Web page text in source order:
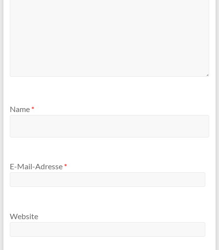
Name *
E-Mail-Adresse *
Website